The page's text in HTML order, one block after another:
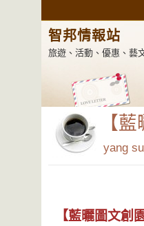
智邦情報站
旅遊、活動、優惠、藝
【
yang
【藍曬圖文創